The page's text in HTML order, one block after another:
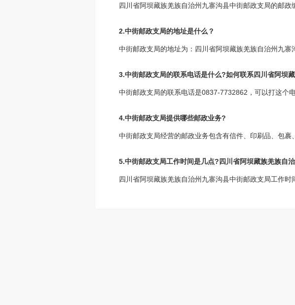
四川省阿坝藏族羌族自治州九寨沟县中街邮政支局的邮政
2.中街邮政支局的地址是什么？
中街邮政支局的地址为：四川省阿坝藏族羌族自治州九寨
3.中街邮政支局的联系电话是什么?如何联系四川省阿坝
中街邮政支局的联系电话是0837-7732862，可以打这个
4.中街邮政支局提供哪些邮政业务?
中街邮政支局经营的邮政业务包含有信件、印刷品、包
5.中街邮政支局工作时间是几点?四川省阿坝藏族羌族自
四川省阿坝藏族羌族自治州九寨沟县中街邮政支局工作